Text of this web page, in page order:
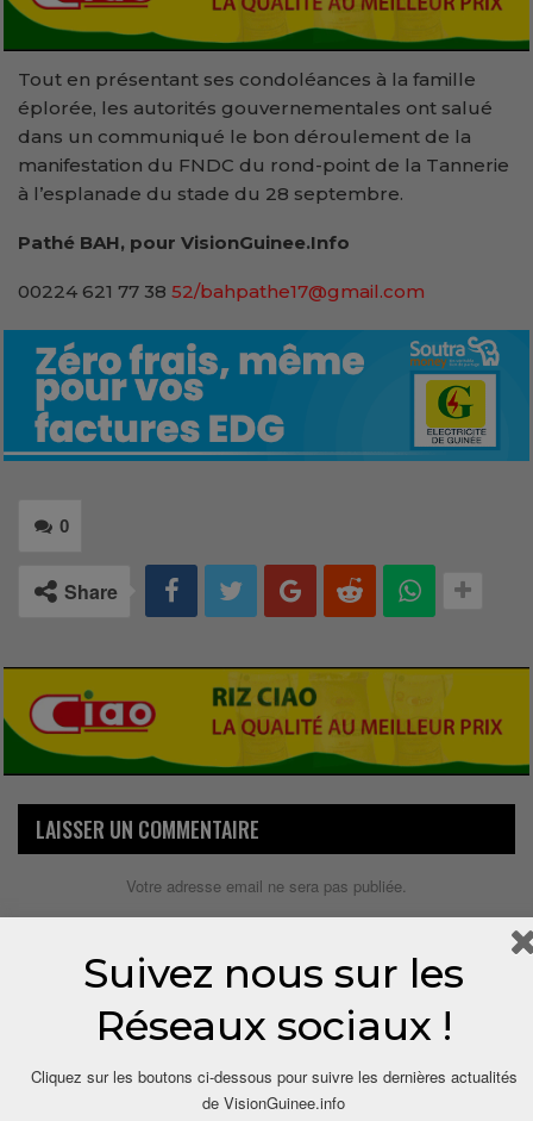
Tout en présentant ses condoléances à la famille
éplorée, les autorités gouvernementales ont salué
dans un communiqué le bon déroulement de la
manifestation du FNDC du rond-point de la Tannerie
à l’esplanade du stade du 28 septembre.
Pathé BAH, pour VisionGuinee.Info
00224 621 77 38 52/bahpathe17@gmail.com
0
Share
LAISSER UN COMMENTAIRE
Votre adresse email ne sera pas publiée.
Suivez nous sur les
Réseaux sociaux !
Cliquez sur les boutons ci-dessous pour suivre les dernières actualités
de VisionGuinee.info